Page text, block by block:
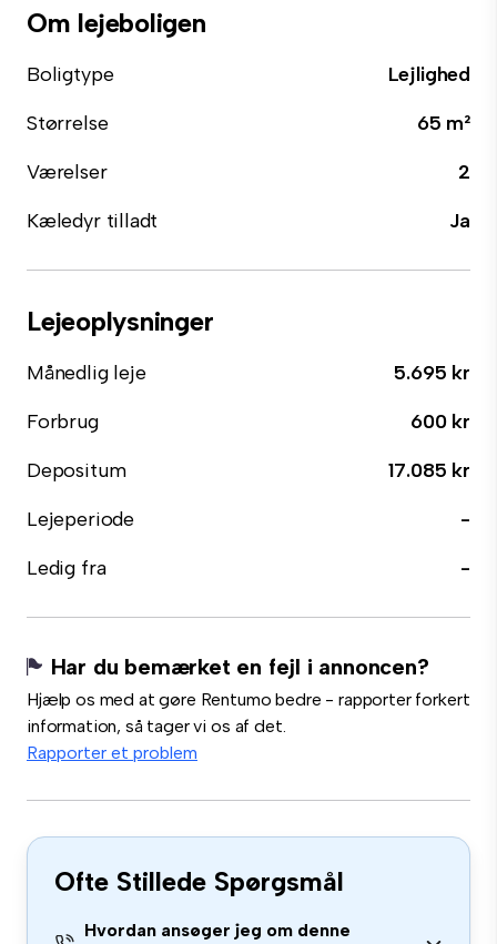
Om lejeboligen
Boligtype
Lejlighed
Størrelse
65 m²
Værelser
2
Kæledyr tilladt
Ja
Lejeoplysninger
Månedlig leje
5.695 kr
Forbrug
600 kr
Depositum
17.085 kr
Lejeperiode
-
Ledig fra
-
Har du bemærket en fejl i annoncen?
Hjælp os med at gøre Rentumo bedre - rapporter forkert
information, så tager vi os af det.
Rapporter et problem
Ofte Stillede Spørgsmål
Hvordan ansøger jeg om denne